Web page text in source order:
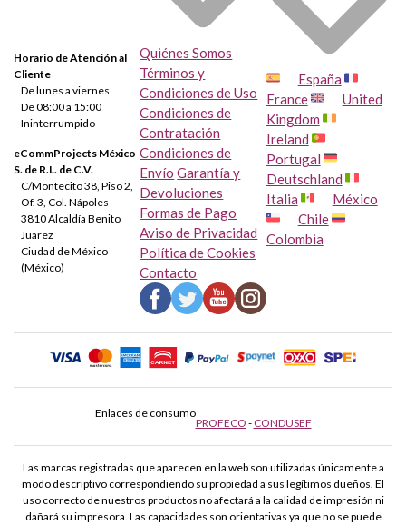
Horario de Atención al
Cliente
De lunes a viernes
De 08:00 a 15:00
Ininterrumpido
eCommProjects México
S. de R.L. de C.V.
C/Montecito 38, Piso 2,
Of. 3, Col. Nápoles
3810 Alcaldía Benito
Juarez
Ciudad de México
(México)
Quiénes Somos
Términos y
Condiciones de Uso
Condiciones de
Contratación
Condiciones de
Envío Garantía y
Devoluciones
Formas de Pago
Aviso de Privacidad
Política de Cookies
Contacto
España
France
United
Kingdom
Ireland
Portugal
Deutschland
Italia
México
Chile
Colombia
Enlaces de consumo
PROFECO - CONDUSEF
Las marcas registradas que aparecen en la web son utilizadas únicamente a
modo descriptivo correspondiendo su propiedad a sus legítimos dueños. El
uso correcto de nuestros productos no afectará a la calidad de impresión ni
dañará su impresora. Las capacidades son orientativas ya que no se puede